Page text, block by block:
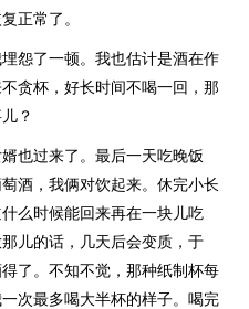
正常了。
怨了一顿。我也估计是酒在作
贪杯，好长时间不喝一回，那
？
也过来了。最后一天吃晚饭
酒，我俩对饮起来。休完小长
么时候能回来再在一块儿吃
儿的话，几天后会变质，于
了。不知不觉，那种纸制杯每
次最多喝大半杯的样子。喝完